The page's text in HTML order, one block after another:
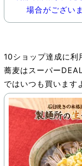
10ショップ達成に
蕎麦はスーパー
ではいつも買います